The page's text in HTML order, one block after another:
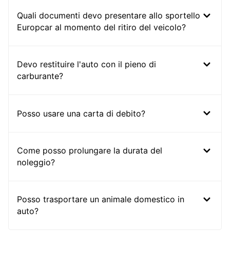
Quali documenti devo presentare allo sportello
Europcar al momento del ritiro del veicolo?
Devo restituire l'auto con il pieno di
carburante?
Posso usare una carta di debito?
Come posso prolungare la durata del
noleggio?
Posso trasportare un animale domestico in
auto?